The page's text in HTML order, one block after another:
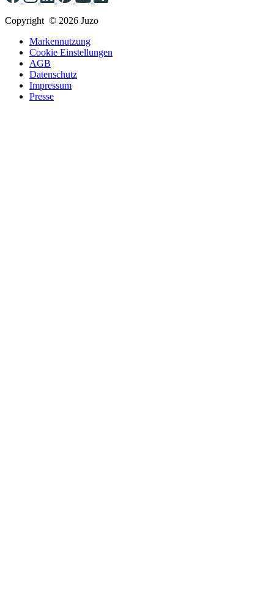
Copyright © 2026 Juzo
Markennutzung
Cookie Einstellungen
AGB
Datenschutz
Impressum
Presse